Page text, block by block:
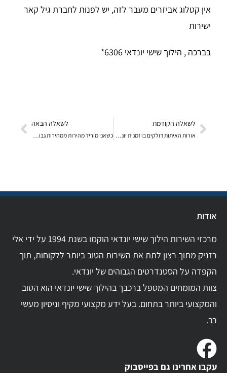
אין קטלוג אביזרים מעבר לזה, יש לפנות לחברת גיל קאר
ישירות
בברכה , הילוך שישי יונדאי 6306*
לשאלה הקודמת לשאלה הבאה
אודות
מרכזי השירות הילוך שישי יונדאי הוקמו בשנת 1994 על ידי אלי
רזניק מתוך רצון לתת את השירות הטוב ביותר ללקוחות, תוך
הקפדה על הסטנדרטים הגבוהים של יונדאי.
צוות המומחים המטפל ברכבך בהילוך שישי יונדאי הוא הטוב
והמקצועי ביותר בתחום. בעל ידע מקצועי מקיף וניסיון מעשי
רב.
עקבו אחרינו גם בפייסבוק